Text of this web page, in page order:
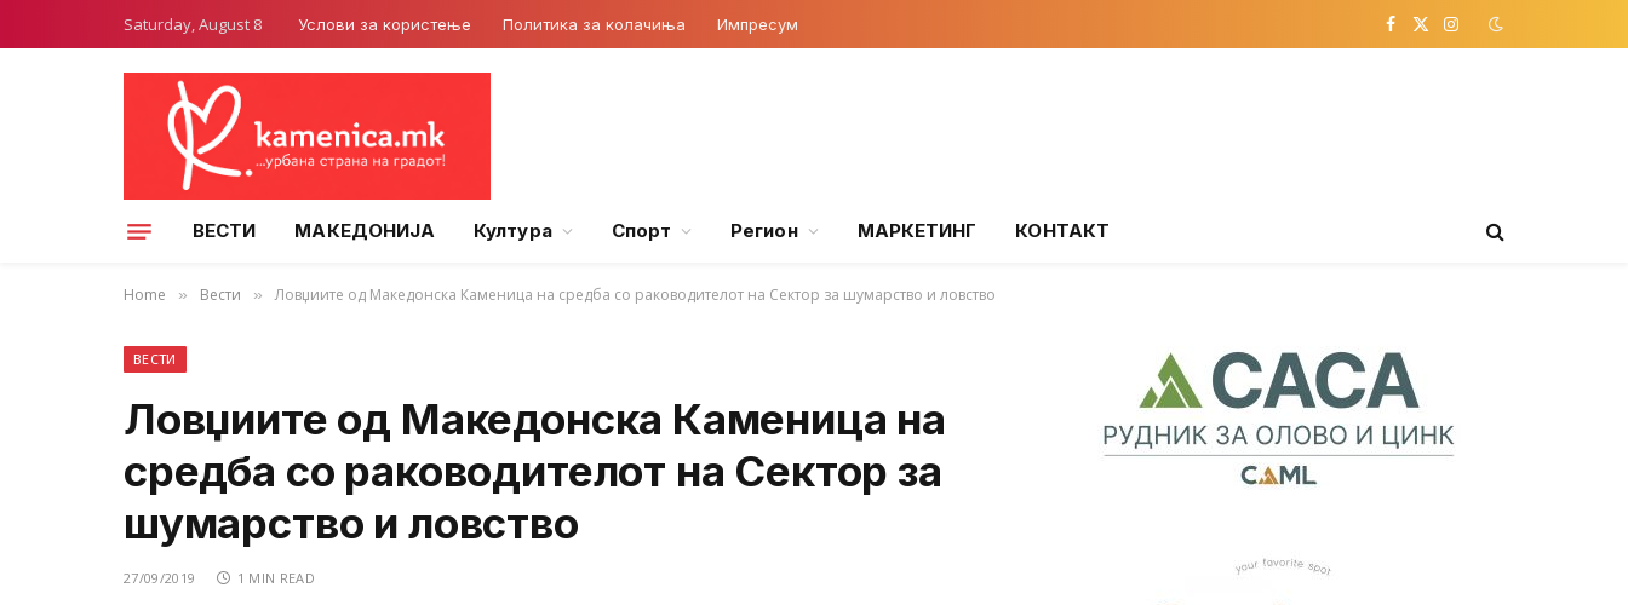
Saturday, August 8 Услови за користење Политика за колачиња Импресум Facebook
X
Instagram
ВЕСТИ МАКЕДОНИЈА Култура Спорт Регион МАРКЕТИНГ КОНТАКТ
Home » Вести » Ловџиите од Македонска Каменица на средба со раководителот на Сектор за шумарство и ловство
ВЕСТИ
Ловџиите од Македонска Каменица на
средба со раководителот на Сектор за
шумарство и ловство
27/09/2019 1 MIN READ